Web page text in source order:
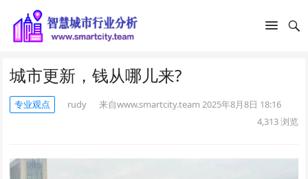
城市更新，钱从哪儿来?
专业观点 rudy 来自www.smartcity.team 2025年8月8日 18:16
4,313浏览